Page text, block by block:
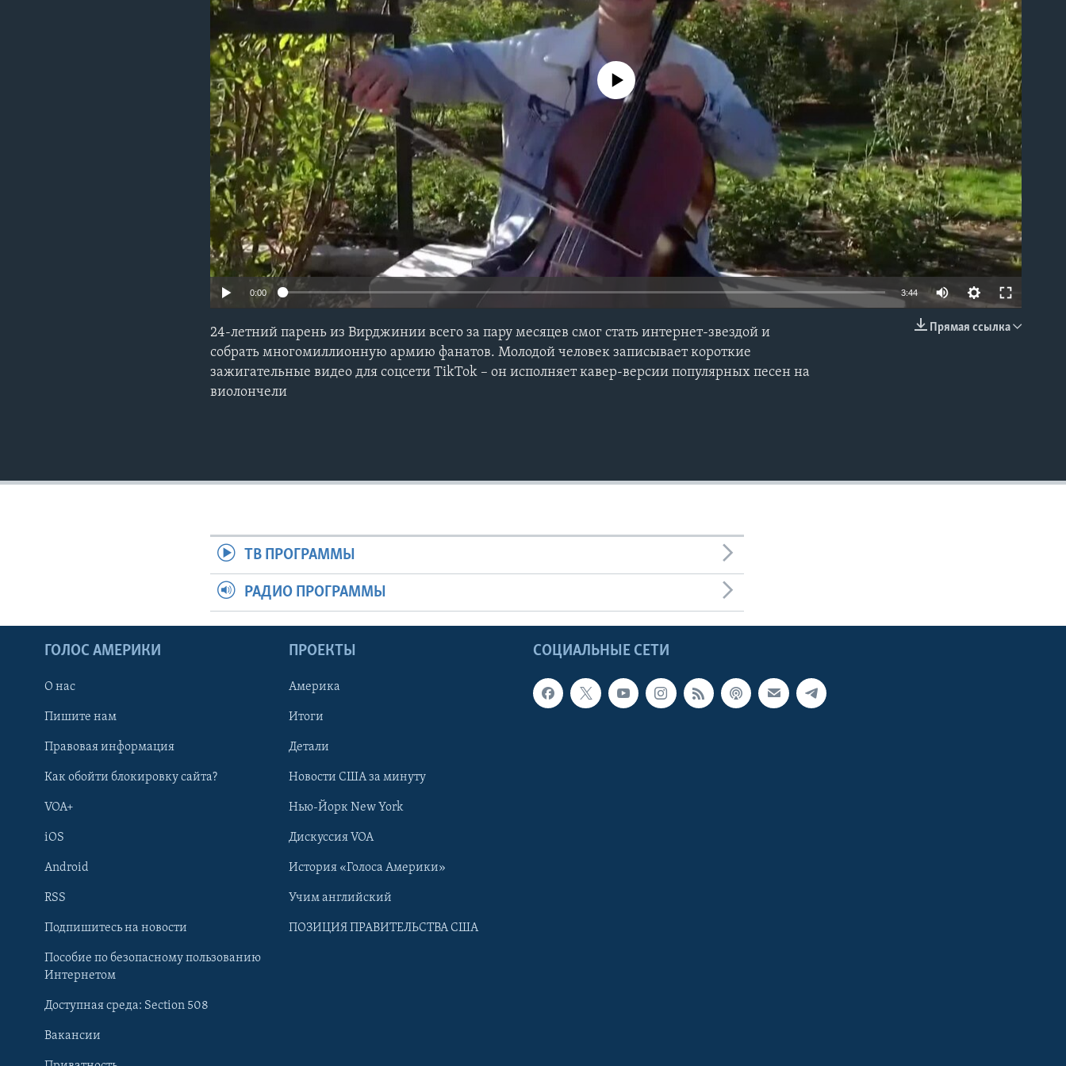
Learning English
No media source currently available
0:00 3:44
Прямая ссылка
24-летний парень из Вирджинии всего за пару месяцев смог стать интернет-звездой и
собрать многомиллионную армию фанатов. Молодой человек записывает короткие
зажигательные видео для соцсети TikTok – он исполняет кавер-версии популярных песен на
виолончели
ТВ ПРОГРАММЫ
РАДИО ПРОГРАММЫ
СОЦИАЛЬНЫЕ СЕТИ
ГОЛОС АМЕРИКИ
О нас
Пишите нам
Правовая информация
Как обойти блокировку сайта?
VOA+
iOS
Android
RSS
Подпишитесь на новости
Пособие по безопасному пользованию
Интернетом
Доступная среда: Section 508
Вакансии
ПРОЕКТЫ
Америка
Итоги
Детали
Новости США за минуту
Нью-Йорк New York
Дискуссия VOA
История «Голоса Америки»
Учим английский
ПОЗИЦИЯ ПРАВИТЕЛЬСТВА США